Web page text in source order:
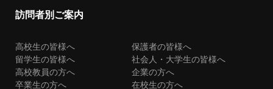
訪問者別ご案内
高校生の皆様へ
保護者の皆様へ
留学生の皆様へ
社会人・大学生の皆様へ
高校教員の方へ
企業の方へ
卒業生の方へ
在校生の方へ